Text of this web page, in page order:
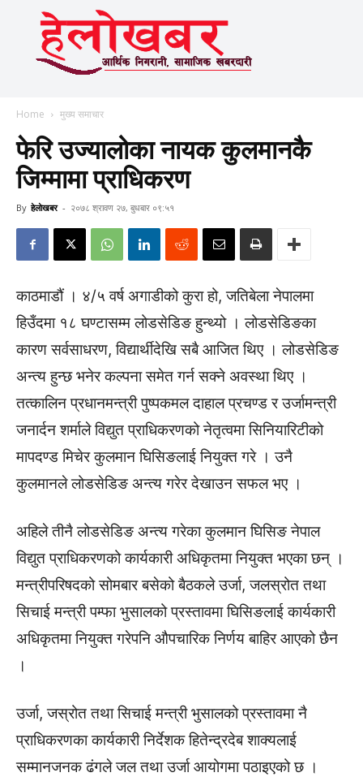
Home मुख्य समाचार
फेरि उज्यालोका नायक कुलमानकै
जिम्मामा प्राधिकरण
By हेलाेखबर - २०७८ श्रावण २७, बुधबार ०९:५१
काठमाडौं । ४/५ वर्ष अगाडीको कुरा हो, जतिबेला नेपालमा
हिउँदमा १८ घण्टासम्म लोडसेडिङ हुन्थ्यो । लोडसेडिङका
कारण सर्वसाधरण, विद्यार्थीदेखि सबै आजित थिए । लोडसेडिङ
अन्त्य हुन्छ भनेर कल्पना समेत गर्न सक्ने अवस्था थिए ।
तत्कालिन प्रधानमन्त्री पुष्पकमल दाहाल प्रचण्ड र उर्जामन्त्री
जनार्दन शर्माले विद्युत प्राधिकरणको नेतृत्वमा सिनियारिटीको
मापदण्ड मिचेर कुलमान घिसिङलाई नियुक्त गरे । उनै
कुलमानले लोडसेडिङ अन्त्य गरेर देखाउन सफल भए ।
अहिले तीनै लोडसेडिङ अन्त्य गरेका कुलमान घिसिङ नेपाल
विद्युत प्राधिकरणको कार्यकारी अधिकृतमा नियुक्त भएका छन् ।
मन्त्रीपरिषदको सोमबार बसेको बैठकले उर्जा, जलस्रोत तथा
सिचाई मन्त्री पम्फा भुसालको प्रस्तावमा घिसिङलाई कार्यकारी
अधिकृतमा नियुक्त गरेपनि औपचारिक निर्णय बाहिर आएको छैन
।
उर्जा, जस्रोत तथा सिचाई मन्त्री भुसालको प्रस्तावमा नै
प्राधिकरणका कार्यकारी निर्देशक हितेन्द्रदेब शाक्यलाई
सम्मानजनक ढंगले जल तथा उर्जा आयोगमा पठाइएको छ ।